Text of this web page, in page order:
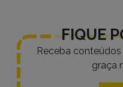
FIQUE
Receba
graça